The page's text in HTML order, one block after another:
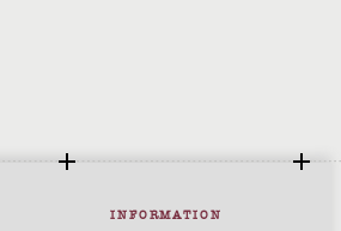
INFORMATION